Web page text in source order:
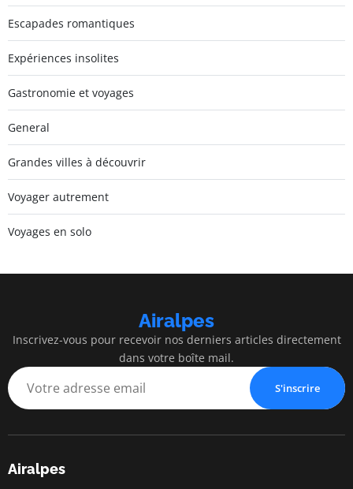
Escapades romantiques
Expériences insolites
Gastronomie et voyages
General
Grandes villes à découvrir
Voyager autrement
Voyages en solo
Airalpes
Inscrivez-vous pour recevoir nos derniers articles directement
dans votre boîte mail.
S'inscrire
Airalpes